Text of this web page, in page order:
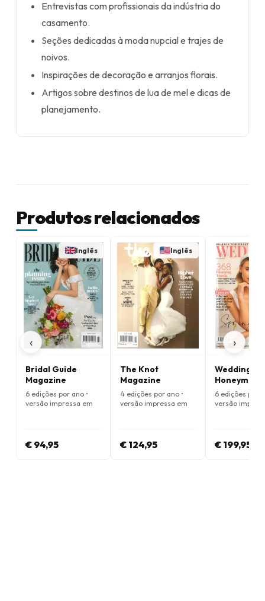
Entrevistas com profissionais da indústria do
casamento.
Seções dedicadas à moda nupcial e trajes de
noivos.
Inspirações de decoração e arranjos florais.
Artigos sobre destinos de lua de mel e dicas de
planejamento.
Produtos relacionados
‹
Inglês
Bridal Guide
Magazine
6 edições por ano •
versão impressa em
€ 94,95
Inglês
The Knot
Magazine
4 edições por ano •
versão impressa em
€ 124,95
Weddings &
Magazine
6 edições por
versão
€ 199,95
›